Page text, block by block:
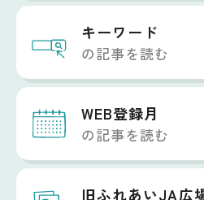
キーワード
の記事を読む
WEB登録月
の記事を読む
旧ふれあいJA広